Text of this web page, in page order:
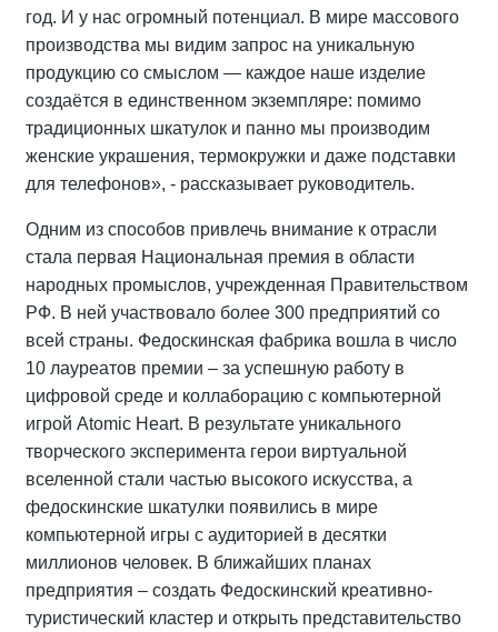
год. И у нас огромный потенциал. В мире массового
производства мы видим запрос на уникальную
продукцию со смыслом — каждое наше изделие
создаётся в единственном экземпляре: помимо
традиционных шкатулок и панно мы производим
женские украшения, термокружки и даже подставки
для телефонов», - рассказывает руководитель.
Одним из способов привлечь внимание к отрасли
стала первая Национальная премия в области
народных промыслов, учрежденная Правительством
РФ. В ней участвовало более 300 предприятий со
всей страны. Федоскинская фабрика вошла в число
10 лауреатов премии – за успешную работу в
цифровой среде и коллаборацию с компьютерной
игрой Atomic Heart. В результате уникального
творческого эксперимента герои виртуальной
вселенной стали частью высокого искусства, а
федоскинские шкатулки появились в мире
компьютерной игры с аудиторией в десятки
миллионов человек. В ближайших планах
предприятия – создать Федоскинский креативно-
туристический кластер и открыть представительство